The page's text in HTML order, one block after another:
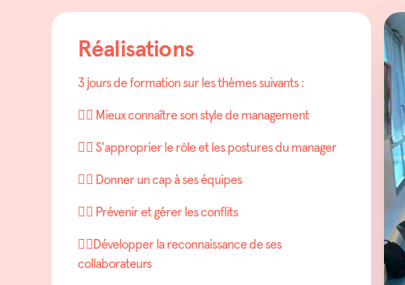
Réalisations
3 jours de formation sur les thèmes suivants :
👉🏽 Mieux connaître son style de management
👉🏽 S'approprier le rôle et les postures du manager
👉🏽 Donner un cap à ses équipes
👉🏽 Prévenir et gérer les conflits
👉🏽Développer la reconnaissance de ses
collaborateurs